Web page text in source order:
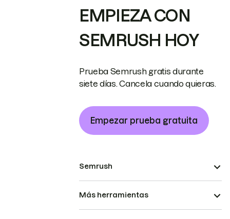
EMPIEZA CON
SEMRUSH HOY
Prueba Semrush gratis durante
siete días. Cancela cuando quieras.
Empezar prueba gratuita
Semrush
Más herramientas